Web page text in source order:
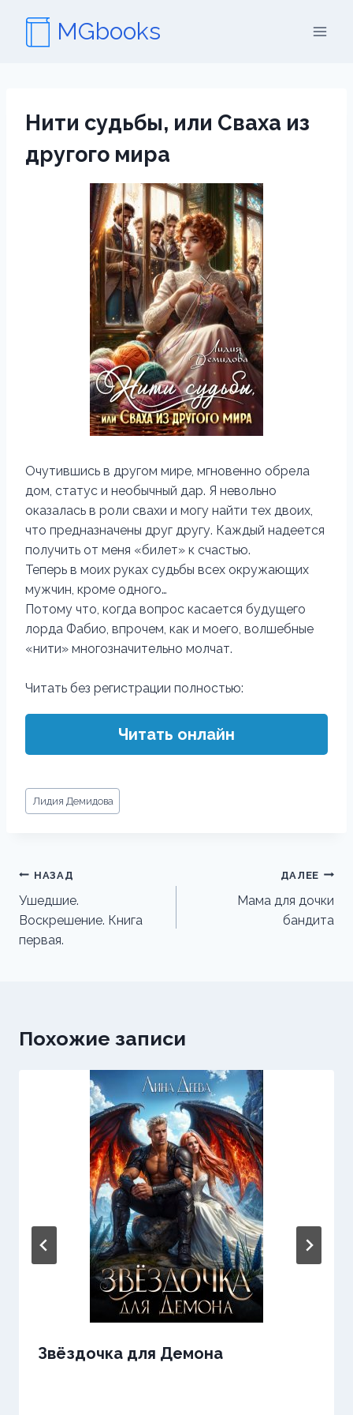
содержимому
MGbooks
Нити судьбы, или Сваха из
другого мира
Очутившись в другом мире, мгновенно обрела
дом, статус и необычный дар. Я невольно
оказалась в роли свахи и могу найти тех двоих,
что предназначены друг другу. Каждый надеется
получить от меня «билет» к счастью.
Теперь в моих руках судьбы всех окружающих
мужчин, кроме одного…
Потому что, когда вопрос касается будущего
лорда Фабио, впрочем, как и моего, волшебные
«нити» многозначительно молчат.
Читать без регистрации полностью:
Читать онлайн
Метки
записи:
Лидия Демидова
Навигация
по
записям
НАЗАД
Ушедшие.
Воскрешение. Книга
первая.
ДАЛЕЕ
Мама для дочки
бандита
Похожие записи
Звёздочка для Демона